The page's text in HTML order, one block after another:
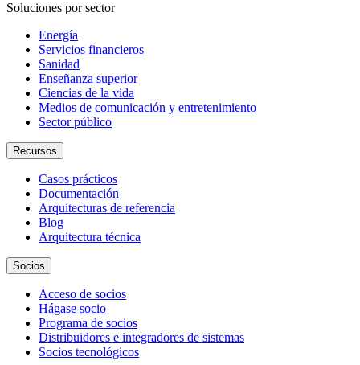
Soluciones por sector
Energía
Servicios financieros
Sanidad
Enseñanza superior
Ciencias de la vida
Medios de comunicación y entretenimiento
Sector público
Recursos
Casos prácticos
Documentación
Arquitecturas de referencia
Blog
Arquitectura técnica
Socios
Acceso de socios
Hágase socio
Programa de socios
Distribuidores e integradores de sistemas
Socios tecnológicos